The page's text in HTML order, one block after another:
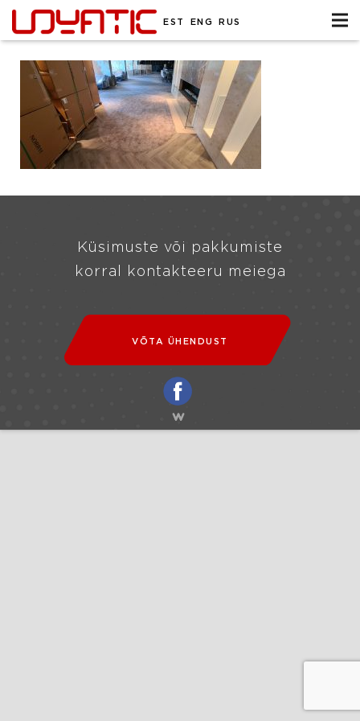
EST ENG RUS
Küsimuste või pakkumiste
korral kontakteeru meiega
VÕTA ÜHENDUST